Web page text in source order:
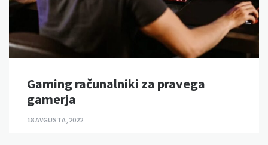
Gaming računalniki za pravega
gamerja
18 AVGUSTA, 2022